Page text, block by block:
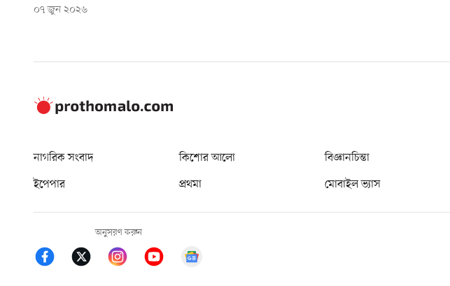
০৭ জুন ২০২৬
নাগরিক সংবাদ কিশোর আলো বিজ্ঞানচিন্তা
ইপেপার
প্রথমা মোবাইল ভ্যাস
অনুসরণ করুন